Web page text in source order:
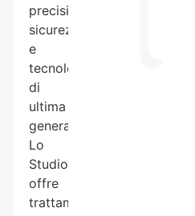
precisione,
sicurezza
e
tecnologie
di
ultima
generazione.
Lo
Studio
offre
trattamenti